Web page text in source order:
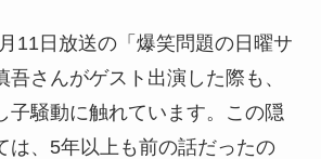
11日放送の「爆笑問題の日曜サ
吾さんがゲスト出演した際も、
子騒動に触れています。この隠
は、5年以上も前の話だったの